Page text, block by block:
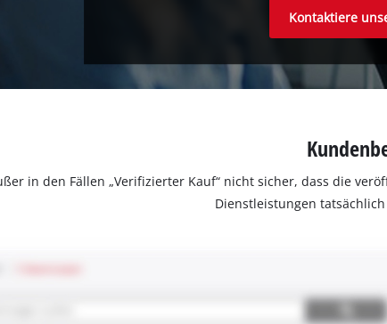
Kontaktiere
in den Fällen „Verifizierter Kauf“ nicht sicher, dass die
Dienstleistungen